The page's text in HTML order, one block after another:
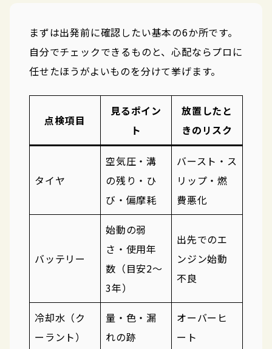
まずは出発前に確認したい基本の6か所です。
自分でチェックできるものと、心配ならプロに
任せたほうがよいものを分けて挙げます。
点検項目
見るポイン
ト
放置したと
きのリスク
タイヤ
空気圧・溝
の残り・ひ
び・偏摩耗
バースト・ス
リップ・燃
費悪化
バッテリー
始動の弱
さ・使用年
数（目安2〜
3年）
出先でのエ
ンジン始動
不良
冷却水（ク
ーラント）
量・色・漏
れの跡
オーバーヒ
ート